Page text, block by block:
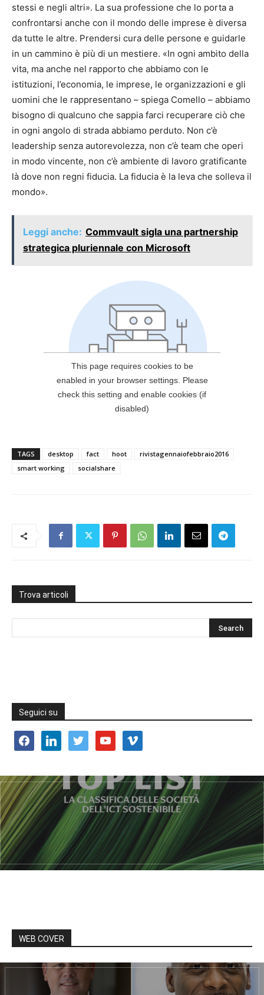
stessi e negli altri». La sua professione che lo porta a
confrontarsi anche con il mondo delle imprese è diversa
da tutte le altre. Prendersi cura delle persone e guidarle
in un cammino è più di un mestiere. «In ogni ambito della
vita, ma anche nel rapporto che abbiamo con le
istituzioni, l’economia, le imprese, le organizzazioni e gli
uomini che le rappresentano – spiega Comello – abbiamo
bisogno di qualcuno che sappia farci recuperare ciò che
in ogni angolo di strada abbiamo perduto. Non c’è
leadership senza autorevolezza, non c’è team che operi
in modo vincente, non c’è ambiente di lavoro gratificante
là dove non regni fiducia. La fiducia è la leva che solleva il
mondo».
Leggi anche: Commvault sigla una partnership
strategica pluriennale con Microsoft
TAGS desktop fact hoot
rivistagennaiofebbraio2016
smart working
socialshare
Trova articoli
Seguici su
facebooklinkedin twitter youtube vimeo
WEB COVER